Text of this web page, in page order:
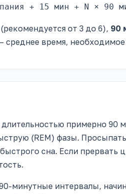
+ 15 мин + N × 90
от 3 до 6), 90
среднее время, необходимое
примерно 90
(REM) фазы.
сна. Если прервать
минутные интервалы,